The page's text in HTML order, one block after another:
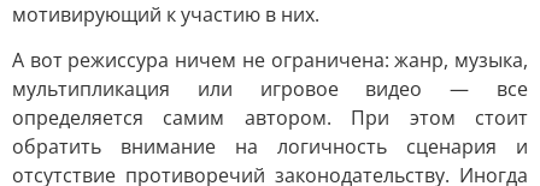
мотивирующий к участию в них.
А вот режиссура ничем не ограничена: жанр, музыка,
мультипликация или игровое видео — все
определяется самим автором. При этом стоит
обратить внимание на логичность сценария и
отсутствие противоречий законодательству. Иногда